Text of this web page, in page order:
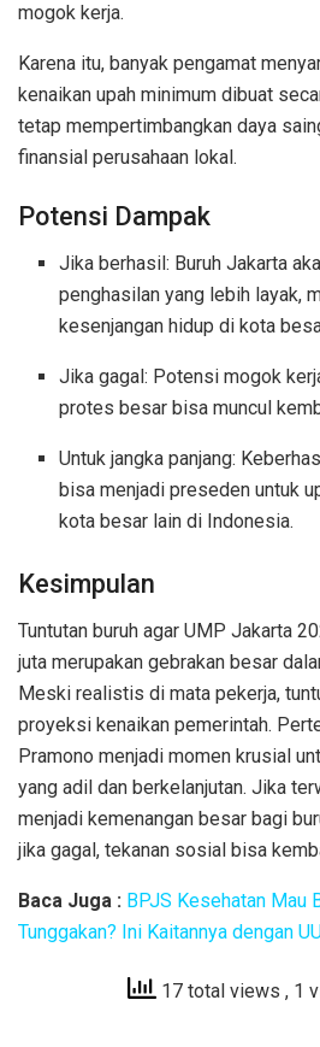
mogok kerja.
Karena itu, banyak pengamat
kenaikan upah minimum dibuat
tetap mempertimbangkan daya
finansial perusahaan lokal.
Potensi Dampak
Jika berhasil: Buruh Jakarta
penghasilan yang lebih layak,
kesenjangan hidup di kota
Jika gagal: Potensi mogok
protes besar bisa muncul
Untuk jangka panjang:
bisa menjadi preseden untuk
kota besar lain di Indonesia.
Kesimpulan
Tuntutan buruh agar UMP Jakarta
juta merupakan gebrakan besar
Meski realistis di mata pekerja,
proyeksi kenaikan pemerintah.
Pramono menjadi momen krusial
yang adil dan berkelanjutan. Jika
menjadi kemenangan besar bagi
jika gagal, tekanan sosial bisa
Baca Juga : BPJS Kesehatan Mau
Tunggakan? Ini Kaitannya dengan
17 total views , 1